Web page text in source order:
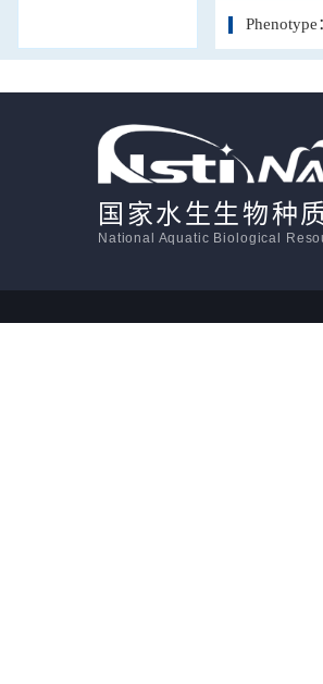
Phenotype
国家水生生物种
National Aquatic Biological